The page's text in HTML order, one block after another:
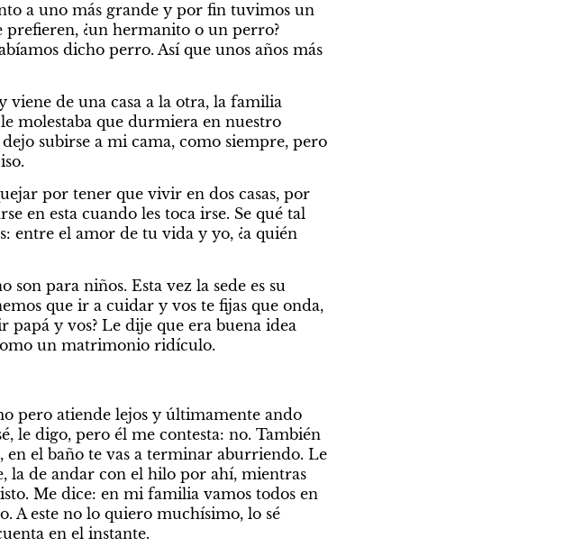
a uno más grande y por fin tuvimos un
prefieren, ¿un hermanito o un perro?
dicho perro. Así que unos años más
viene de una casa a la otra, la familia
molestaba que durmiera en nuestro
subirse a mi cama, como siempre, pero
por tener que vivir en dos casas, por
en esta cuando les toca irse. Se qué tal
entre el amor de tu vida y yo, ¿a quién
son para niños. Esta vez la sede es su
que ir a cuidar y vos te fijas que onda,
papá y vos? Le dije que era buena idea
un matrimonio ridículo.
pero atiende lejos y últimamente ando
le digo, pero él me contesta: no. También
en el baño te vas a terminar aburriendo. Le
la de andar con el hilo por ahí, mientras
Me dice: en mi familia vamos todos en
A este no lo quiero muchísimo, lo sé
en el instante.